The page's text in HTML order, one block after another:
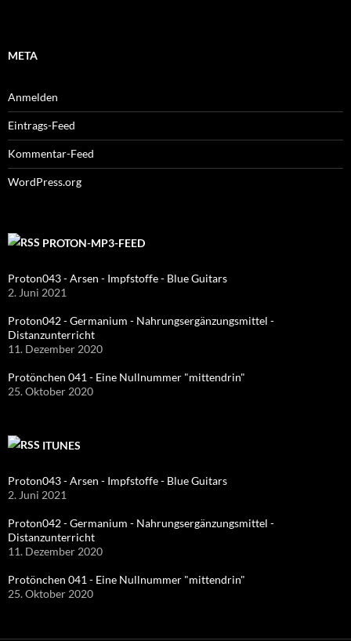
META
Anmelden
Eintrags-Feed
Kommentar-Feed
WordPress.org
PROTON-MP3-FEED
Proton043 - Arsen - Impfstoffe - Blue Guitars
2. Juni 2021
Proton042 - Germanium - Nahrungsergänzungsmittel -
Distanzunterricht
11. Dezember 2020
Protönchen 041 - Eine Nullnummer "mittendrin"
25. Oktober 2020
ITUNES
Proton043 - Arsen - Impfstoffe - Blue Guitars
2. Juni 2021
Proton042 - Germanium - Nahrungsergänzungsmittel -
Distanzunterricht
11. Dezember 2020
Protönchen 041 - Eine Nullnummer "mittendrin"
25. Oktober 2020